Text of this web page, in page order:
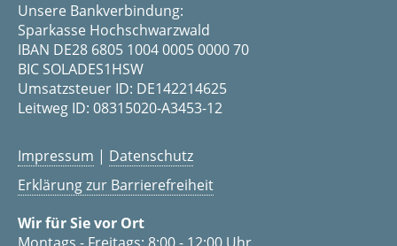
Unsere Bankverbindung:
Sparkasse Hochschwarzwald
IBAN DE28 6805 1004 0005 0000 70
BIC SOLADES1HSW
Umsatzsteuer ID: DE142214625
Leitweg ID: 08315020-A3453-12
Impressum | Datenschutz
Erklärung zur Barrierefreiheit
Wir für Sie vor Ort